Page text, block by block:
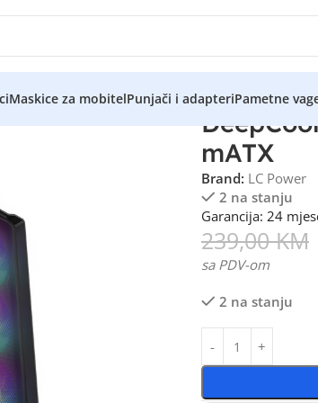
Maskice za mobitelPunjači i adapteriPametne
mATX
Brand: LC Power
2 na stanju
Garancija: 24
239,00KM
sa PDV-om
2 na stanju